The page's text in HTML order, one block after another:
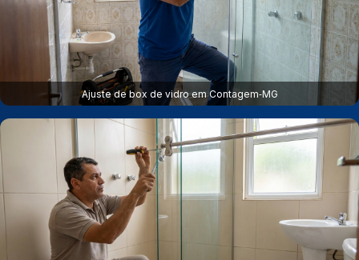
Ajuste de box de vidro em Contagem‑MG